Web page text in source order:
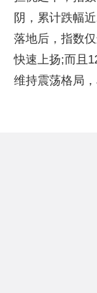
阴，累计跌幅
落地后，指数
快速上扬;而且
维持震荡格局